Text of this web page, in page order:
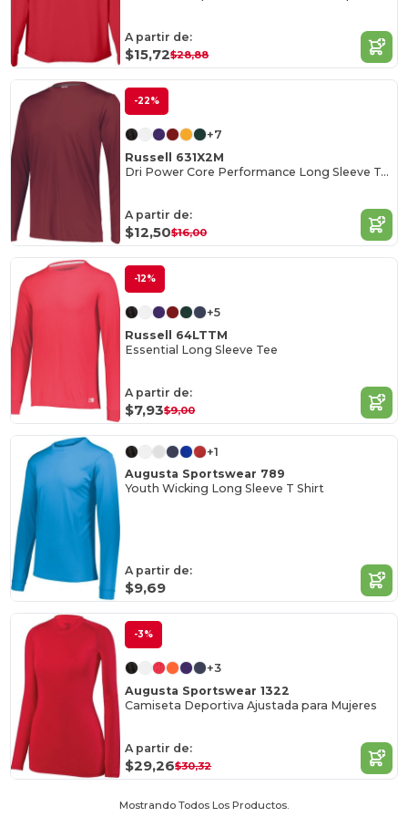
A partir de:
$15,72$28,88
-22%
+7
Russell 631X2M
Dri Power Core Performance Long Sleeve Tee
A partir de:
$12,50$16,00
-12%
+5
Russell 64LTTM
Essential Long Sleeve Tee
A partir de:
$7,93$9,00
+1
Augusta Sportswear 789
Youth Wicking Long Sleeve T Shirt
A partir de:
$9,69
-3%
+3
Augusta Sportswear 1322
Camiseta Deportiva Ajustada para Mujeres
A partir de:
$29,26$30,32
Mostrando Todos Los Productos.